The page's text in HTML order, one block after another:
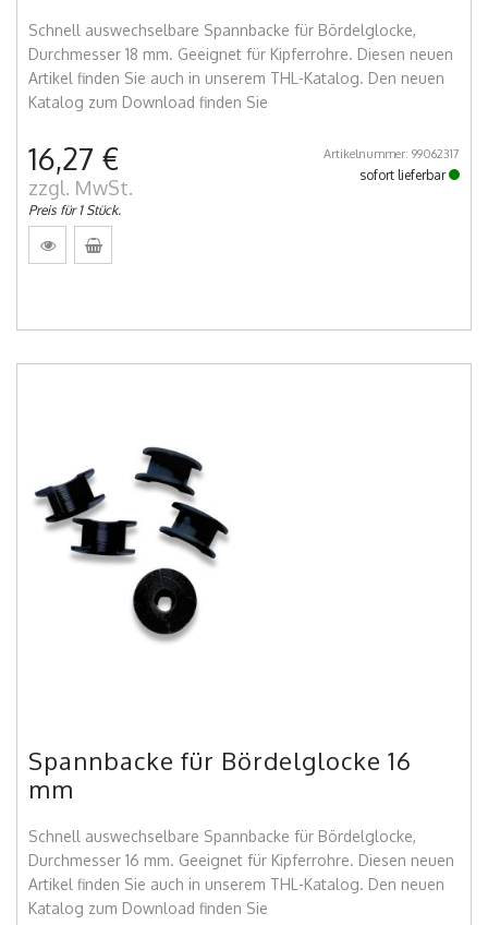
Schnell auswechselbare Spannbacke für Bördelglocke,
Durchmesser 18 mm. Geeignet für Kipferrohre. Diesen neuen
Artikel finden Sie auch in unserem THL-Katalog. Den neuen
Katalog zum Download finden Sie
16,27 €
zzgl. MwSt.
Preis für 1 Stück.
Artikelnummer: 99062317
sofort lieferbar
Spannbacke für Bördelglocke 16
mm
Schnell auswechselbare Spannbacke für Bördelglocke,
Durchmesser 16 mm. Geeignet für Kipferrohre. Diesen neuen
Artikel finden Sie auch in unserem THL-Katalog. Den neuen
Katalog zum Download finden Sie